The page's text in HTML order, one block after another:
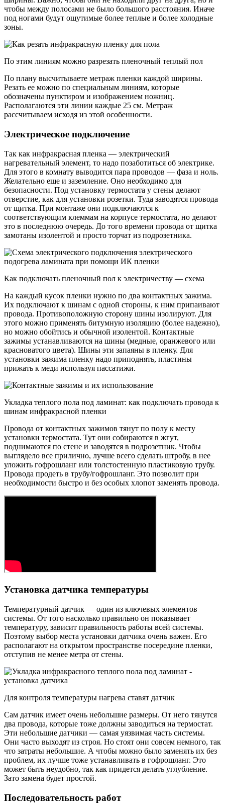
чтобы между полосами не было большого расстояния. Иначе
под ногами будут ощутимые более теплые и более холодные
зоны.
По этим линиям можно разрезать пленочный теплый пол
По плану высчитываете метраж пленки каждой ширины.
Резать ее можно по специальным линиям, которые
обозначены пунктиром и изображением ножниц.
Располагаются эти линии каждые 25 см. Метраж
рассчитываем исходя из этой особенности.
Электрическое подключение
Так как инфракрасная пленка — электрический
нагревательный элемент, то надо позаботиться об электрике.
Для этого в комнату выводится пара проводов — фаза и ноль.
Желательно еще и заземление. Оно необходимо для
безопасности. Под установку термостата у стены делают
отверстие, как для установки розетки. Туда заводятся провода
от щитка. При монтаже они подключаются к
соответствующим клеммам на корпусе термостата, но делают
это в последнюю очередь. До того времени провода от щитка
замотаны изолентой и просто торчат из подрозетника.
Как подключать пленочный пол к электричеству — схема
На каждый кусок пленки нужно по два контактных зажима.
Их подключают к шинам с одной стороны, к ним припаивают
провода. Противоположную сторону шины изолируют. Для
этого можно применять битумную изоляцию (более надежно),
но можно обойтись и обычной изолентой. Контактные
зажимы устанавливаются на шины (медные, оранжевого или
красноватого цвета). Шины эти запаяны в пленку. Для
установки зажима пленку надо приподнять, пластины
прижать к меди используя пассатижи.
Укладка теплого пола под ламинат: как подключать провода к
шинам инфракрасной пленки
Провода от контактных зажимов тянут по полу к месту
установки термостата. Тут они собираются в жгут,
поднимаются по стене и заводятся в подрозетник. Чтобы
выглядело все прилично, лучше всего сделать штробу, в нее
уложить гофрошланг или толстостенную пластиковую трубу.
Провода продеть в трубу/гофрошланг. Это позволит при
необходимости быстро и без особых хлопот заменять провода.
Установка датчика температуры
Температурный датчик — один из ключевых элементов
системы. От того насколько правильно он показывает
температуру, зависит правильность работы всей системы.
Поэтому выбор места установки датчика очень важен. Его
располагают на открытом пространстве посередине пленки,
отступив не менее метра от стены.
Для контроля температуры нагрева ставят датчик
Сам датчик имеет очень небольшие размеры. От него тянутся
два провода, которые тоже должны заводиться на термостат.
Эти небольшие датчики — самая уязвимая часть системы.
Они часто выходят из строя. Но стоят они совсем немного, так
что затраты небольшие. А чтобы можно было заменять их без
проблем, их лучше тоже устанавливать в гофрошланг. Это
может быть неудобно, так как придется делать углубление.
Зато замена будет простой.
Последовательность работ